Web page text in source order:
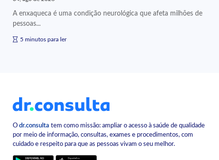
A enxaqueca é uma condição neurológica que afeta milhões de
pessoas...
5 minutos para ler
Odr.consulta tem como missão: ampliar o acesso à saúde de qualidade
por meio de informação, consultas, exames e procedimentos, com
cuidado e respeito para que as pessoas vivam o seu melhor.